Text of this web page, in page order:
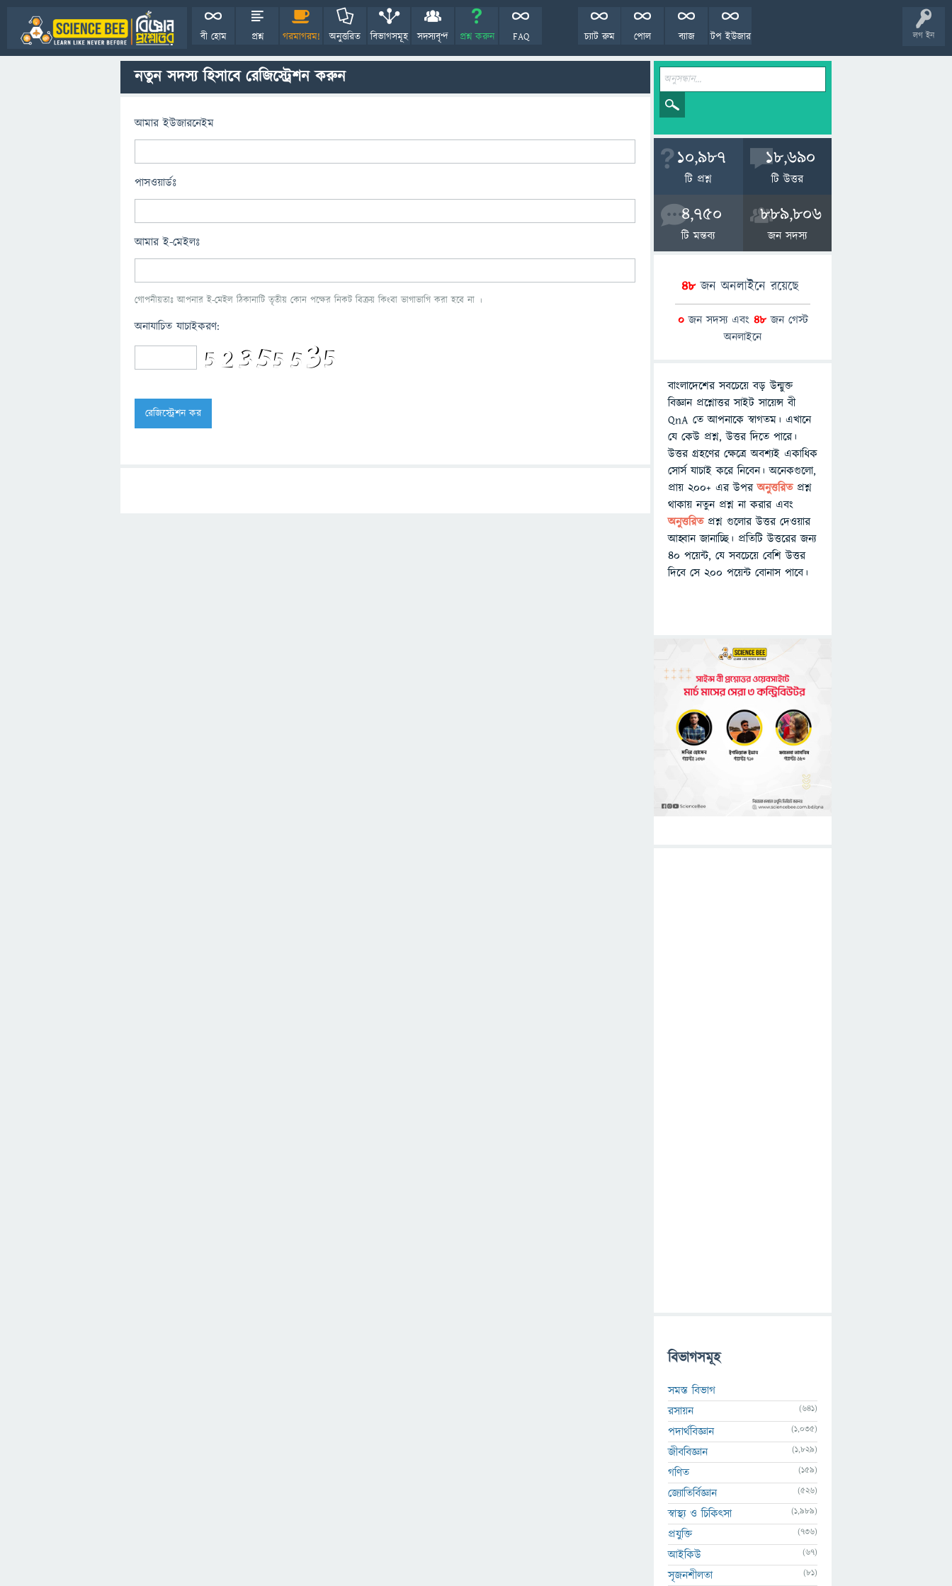
লগ ইন
বী হোম প্রশ্ন গরমাগরম! অনুত্তরিত বিভাগসমূহ সদস্যবৃন্দ প্রশ্ন করুন FAQ টপ ইউজার
ব্যাজ
পোল
চ্যাট রুম
নতুন সদস্য হিসাবে রেজিস্ট্রেশন করুন
আমার ইউজারনেইম
পাসওয়ার্ডঃ
আমার ই-মেইলঃ
গোপনীয়তাঃ আপনার ই-মেইল ঠিকানাটি তৃতীয় কোন পক্ষের নিকট বিক্রয় কিংবা ভাগাভাগি করা হবে না ।
অনাযাচিত যাচাইকরণ:
10,987
টি প্রশ্ন
18,690
টি উত্তর
4,750
টি মন্তব্য
889,806
জন সদস্য
48জন অনলাইনে রয়েছে
0জন সদস্য এবং 48জন গেস্ট
অনলাইনে
বাংলাদেশের সবচেয়ে বড় উন্মুক্ত
বিজ্ঞান প্রশ্নোত্তর সাইট সায়েন্স বী
QnA তে আপনাকে স্বাগতম। এখানে
যে কেউ প্রশ্ন, উত্তর দিতে পারে।
উত্তর গ্রহণের ক্ষেত্রে অবশ্যই একাধিক
সোর্স যাচাই করে নিবেন। অনেকগুলো,
প্রায় ২০০+ এর উপরঅনুত্তরিতপ্রশ্ন
থাকায় নতুন প্রশ্ন না করার এবং
অনুত্তরিত প্রশ্ন গুলোর উত্তর দেওয়ার
আহ্বান জানাচ্ছি। প্রতিটি উত্তরের জন্য
৪০ পয়েন্ট, যে সবচেয়ে বেশি উত্তর
দিবে সে ২০০ পয়েন্ট বোনাস পাবে।
বিভাগসমূহ
সমস্ত বিভাগ
রসায়ন
(641)
পদার্থবিজ্ঞান (1,035)
জীববিজ্ঞান (1,829)
গণিত (159)
জ্যোতির্বিজ্ঞান (526)
স্বাস্থ্য ও চিকিৎসা (1,989)
প্রযুক্তি (736)
আইকিউ (67)
সৃজনশীলতা (81)